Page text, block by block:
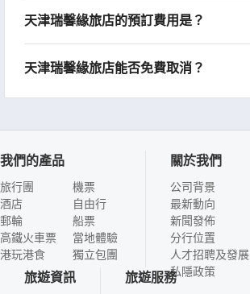
天津瑞馨緣旅店的預訂費用是？
天津瑞馨緣旅店能否免費取消？
我們的產品
旅行團
酒店
郵輪
高鐵火車票
港玩港食
機票
自由行
船票
當地體驗
獨立包團
關於我們
公司背景
最新動向
新聞發佈
分行位置
人才招聘及發展
私隱政策
旅遊資訊 旅遊服務